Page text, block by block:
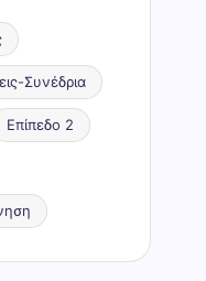
Συνέδρια
Επίπεδο 2